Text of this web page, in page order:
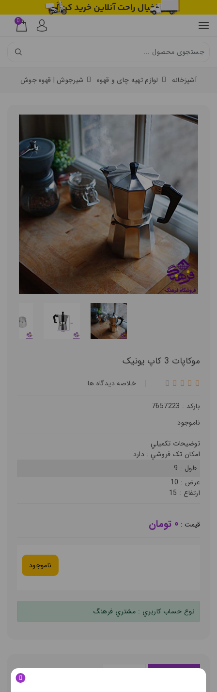
0
آشپزخانه لوازم تهیه چای و قهوه شیرجوش | قهوه جوش
موکاپات 3 کاپ یونیک
خلاصه ديدگاه ها
بارکد : 7657223
ناموجود
توضيحات تکميلي
امکان تک فروشي : دارد
طول :
عرض :
ارتفاع :
قيمت : 0 تومان
ناموجود
نوع حساب کاربري : مشتري فرهنگ